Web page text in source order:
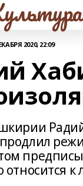
2020, 22:09
относится